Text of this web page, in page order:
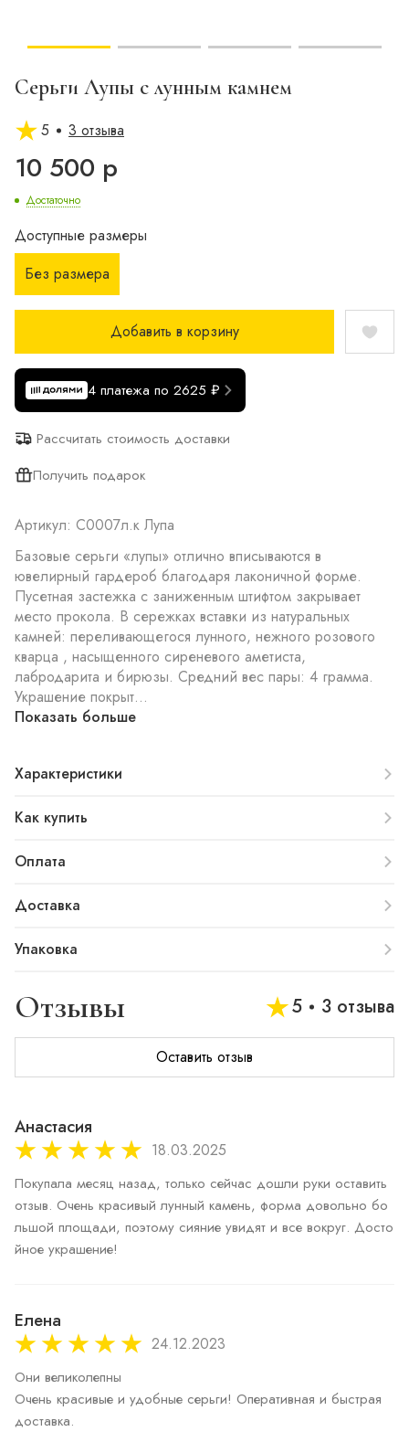
Серьги Лупы с лунным камнем
5 3 отзыва
10 500 р
Достаточно
Доступные размеры
Без размера
Добавить в корзину
4 платежа по 2625 ₽
Рассчитать стоимость доставки
Получить подарок
Артикул: С0007л.к Лупа
Базовые серьги «лупы» отлично вписываются в
ювелирный гардероб благодаря лаконичной форме.
Пусетная застежка с заниженным штифтом закрывает
место прокола. В сережках вставки из натуральных
камней: переливающегося лунного, нежного розового
кварца , насыщенного сиреневого аметиста,
лабродарита и бирюзы. Средний вес пары: 4 грамма.
Украшение покрыт...
Показать больше
Характеристики
Как купить
Оплата
Доставка
Упаковка
Отзывы 5 3 отзыва
Оставить отзыв
Анастасия
18.03.2025
Покупала месяц назад, только сейчас дошли руки оставить
отзыв. Очень красивый лунный камень, форма довольно бо
льшой площади, поэтому сияние увидят и все вокруг. Досто
йное украшение!
Елена
24.12.2023
Они великолепны
Очень красивые и удобные серьги! Оперативная и быстрая
доставка.